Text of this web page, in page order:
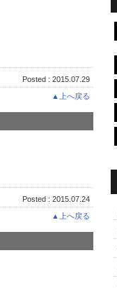
Posted : 2015.07.29
▲上へ戻る
Posted : 2015.07.24
▲上へ戻る